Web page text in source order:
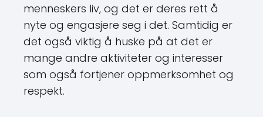
menneskers liv, og det er deres rett å
nyte og engasjere seg i det. Samtidig er
det også viktig å huske på at det er
mange andre aktiviteter og interesser
som også fortjener oppmerksomhet og
respekt.